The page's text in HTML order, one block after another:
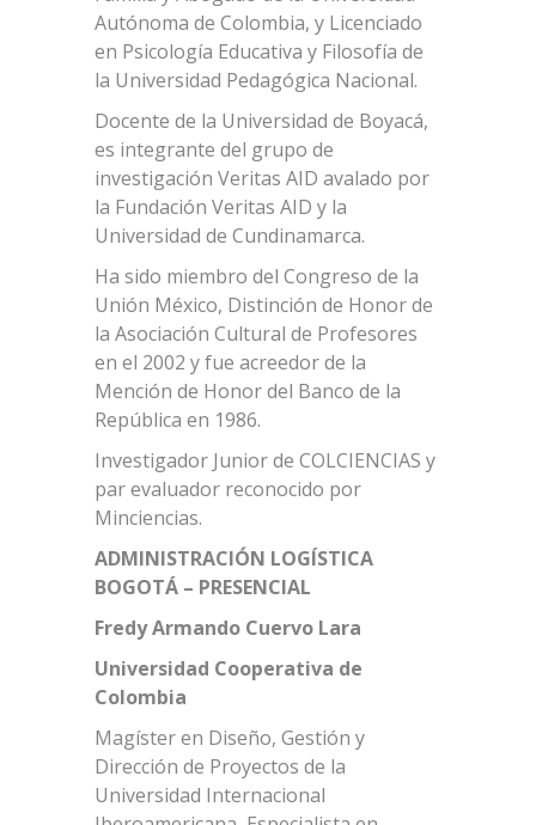
Autónoma de Colombia, y Licenciado
en Psicología Educativa y Filosofía de
la Universidad Pedagógica Nacional.
Docente de la Universidad de Boyacá,
es integrante del grupo de
investigación Veritas AID avalado por
la Fundación Veritas AID y la
Universidad de Cundinamarca.
Ha sido miembro del Congreso de la
Unión México, Distinción de Honor de
la Asociación Cultural de Profesores
en el 2002 y fue acreedor de la
Mención de Honor del Banco de la
República en 1986.
Investigador Junior de COLCIENCIAS y
par evaluador reconocido por
Minciencias.
ADMINISTRACIÓN LOGÍSTICA
BOGOTÁ – PRESENCIAL
Fredy Armando Cuervo Lara
Universidad Cooperativa de
Colombia
Magíster en Diseño, Gestión y
Dirección de Proyectos de la
Universidad Internacional